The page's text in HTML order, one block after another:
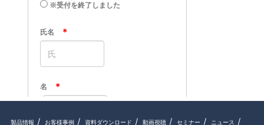
製品情報 お客様事例 資料ダウンロード 動画視聴 セミナー ニュース